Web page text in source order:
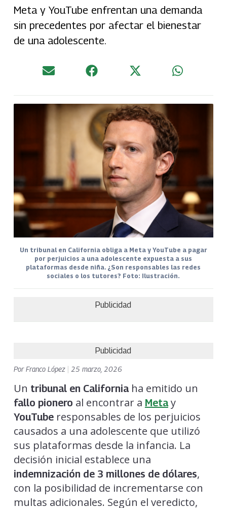
Meta y YouTube enfrentan una demanda
sin precedentes por afectar el bienestar
de una adolescente.
Un tribunal en California obliga a Meta y YouTube a pagar
por perjuicios a una adolescente expuesta a sus
plataformas desde niña. ¿Son responsables las redes
sociales o los tutores? Foto: Ilustración.
Publicidad
Publicidad
PorFranco López 25 marzo, 2026
Un tribunal en Californiaha emitido un
fallo pionero al encontrar a Metay
YouTuberesponsables de los perjuicios
causados a una adolescente que utilizó
sus plataformas desde la infancia. La
decisión inicial establece una
indemnización de 3 millones de dólares,
con la posibilidad de incrementarse con
multas adicionales. Según el veredicto,